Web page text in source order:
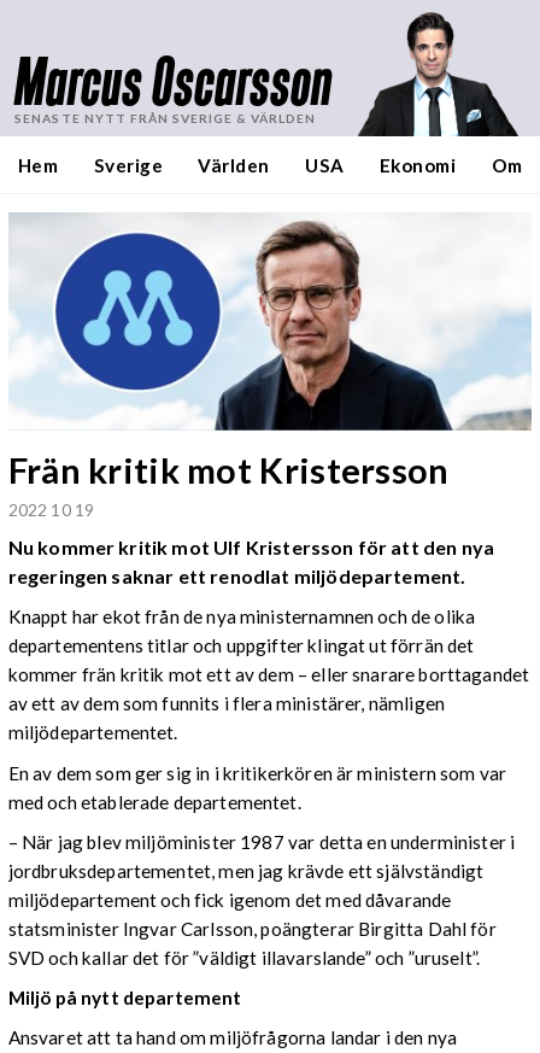
Marcus Oscarsson
SENASTE NYTT FRÅN SVERIGE & VÄRLDEN
Hem Sverige Världen USA Ekonomi Om
Frän kritik mot Kristersson
2022 10 19
Nu kommer kritik mot Ulf Kristersson för att den nya
regeringen saknar ett renodlat miljödepartement.
Knappt har ekot från de nya ministernamnen och de olika
departementens titlar och uppgifter klingat ut förrän det
kommer frän kritik mot ett av dem – eller snarare borttagandet
av ett av dem som funnits i flera ministärer, nämligen
miljödepartementet.
En av dem som ger sig in i kritikerkören är ministern som var
med och etablerade departementet.
– När jag blev miljöminister 1987 var detta en underminister i
jordbruksdepartementet, men jag krävde ett självständigt
miljödepartement och fick igenom det med dåvarande
statsminister Ingvar Carlsson, poängterar Birgitta Dahl för
SVD och kallar det för ”väldigt illavarslande” och ”uruselt”.
Miljö på nytt departement
Ansvaret att ta hand om miljöfrågorna landar i den nya